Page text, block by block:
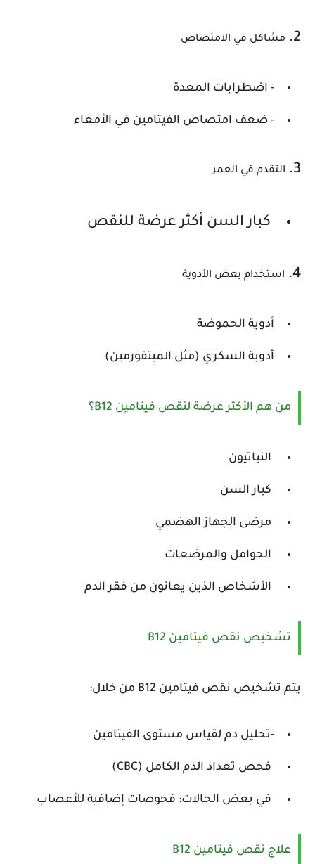
2. مشاكل في الامتصاص
- اضطرابات المعدة
- ضعف امتصاص الفيتامين في الأمعاء
3. التقدم في العمر
كبار السن أكثر عرضة للنقص
4. استخدام بعض الأدوية
أدوية الحموضة
أدوية السكري (مثل الميتفورمين)
من هم الأكثر عرضة لنقص فيتامين B12؟
النباتيون
كبار السن
مرضى الجهاز الهضمي
الحوامل والمرضعات
الأشخاص الذين يعانون من فقر الدم
تشخيص نقص فيتامين B12
يتم تشخيص نقص فيتامين B12 من خلال:
-تحليل دم لقياس مستوى الفيتامين
فحص تعداد الدم الكامل (CBC)
في بعض الحالات: فحوصات إضافية للأعصاب
علاج نقص فيتامين B12